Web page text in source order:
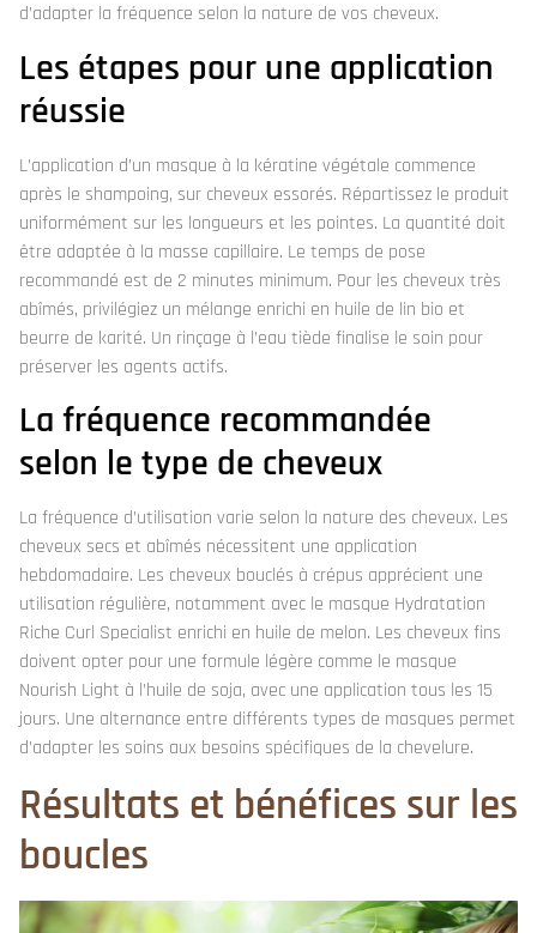
d’adapter la fréquence selon la nature de vos cheveux.
Les étapes pour une application
réussie
L’application d’un masque à la kératine végétale commence
après le shampoing, sur cheveux essorés. Répartissez le produit
uniformément sur les longueurs et les pointes. La quantité doit
être adaptée à la masse capillaire. Le temps de pose
recommandé est de 2 minutes minimum. Pour les cheveux très
abîmés, privilégiez un mélange enrichi en huile de lin bio et
beurre de karité. Un rinçage à l’eau tiède finalise le soin pour
préserver les agents actifs.
La fréquence recommandée
selon le type de cheveux
La fréquence d’utilisation varie selon la nature des cheveux. Les
cheveux secs et abîmés nécessitent une application
hebdomadaire. Les cheveux bouclés à crépus apprécient une
utilisation régulière, notamment avec le masque Hydratation
Riche Curl Specialist enrichi en huile de melon. Les cheveux fins
doivent opter pour une formule légère comme le masque
Nourish Light à l’huile de soja, avec une application tous les 15
jours. Une alternance entre différents types de masques permet
d’adapter les soins aux besoins spécifiques de la chevelure.
Résultats et bénéfices sur les
boucles